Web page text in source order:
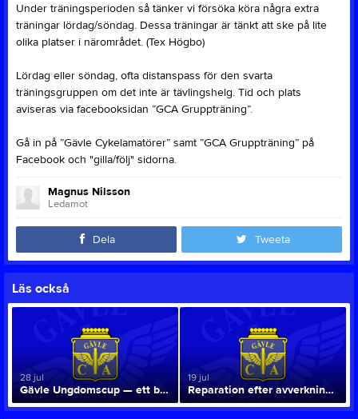
Under träningsperioden så tänker vi försöka köra några extra
träningar lördag/söndag. Dessa träningar är tänkt att ske på lite
olika platser i närområdet. (Tex Högbo)
Lördag eller söndag, ofta distanspass för den svarta
träningsgruppen om det inte är tävlingshelg. Tid och plats
aviseras via facebooksidan ”GCA Gruppträning”.
Gå in på ”Gävle Cykelamatörer” samt ”GCA Gruppträning” på
Facebook och "gilla/följ" sidorna.
Magnus Nilsson
Ledamot
Dela Tweeta
Läs också
28 jul
Gävle Ungdomscup — ett besked
19 jul
Reparation efter avverkning på Skidstavallen